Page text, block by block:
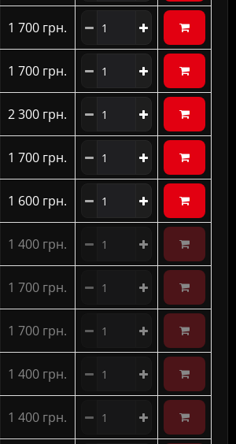
1 700 грн.
1 700 грн.
2 300 грн.
1 700 грн.
1 600 грн.
1 400 грн.
1 700 грн.
1 700 грн.
1 400 грн.
1 400 грн.